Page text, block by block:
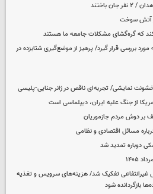
باختند
که گره‌گشای مشکلات جامعه ما هستند
بررسی قرار گیرد/ پرهیز از موضع‌گیری شتابزده در
نمایشی/ تجربه‌ای ناقص در ژانر جنایی-پلیسی
از جنگ علیه ایران، دیپلماسی است
بر دوش مردم جازموریان
مسائل اقتصادی و نظامی
تفکیک شد/ هزینه‌های سرویس و تغذیه
بازگردانده شود